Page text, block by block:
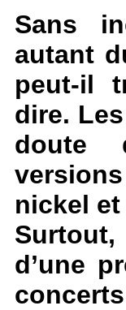
Sans
autant
peut-il
dire.
doute
nickel
d’une